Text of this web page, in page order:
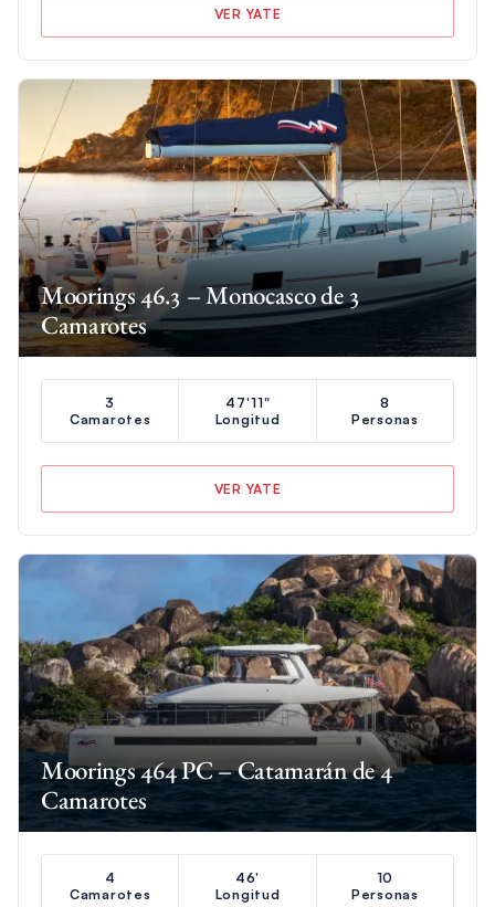
VER YATE
Moorings 46.3 – Monocasco de 3
Camarotes
3
Camarotes
47'11"
Longitud
8
Personas
VER YATE
Moorings 464 PC – Catamarán de 4
Camarotes
4
Camarotes
46'
Longitud
10
Personas